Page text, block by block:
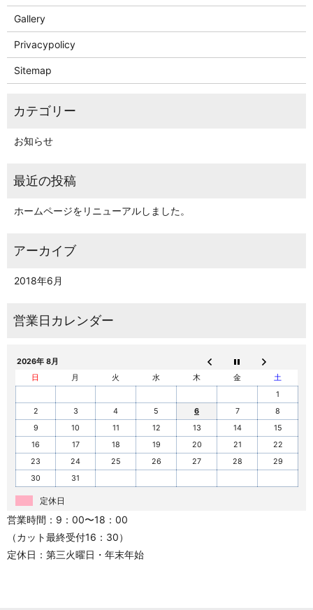
Gallery
Privacypolicy
Sitemap
お知らせ
ホームページをリニューアルしました。
2018年6月
2026年 8月
日
月 火 水 木 金
土
1
2
3 4 5 6 7
8
9
10 11 12 13 14
15
16
17 18 19 20 21
22
23
24 25 26 27 28
29
30
31
定休日
営業時間：9：00〜18：00
（カット最終受付16：30）
定休日：第三火曜日・年末年始